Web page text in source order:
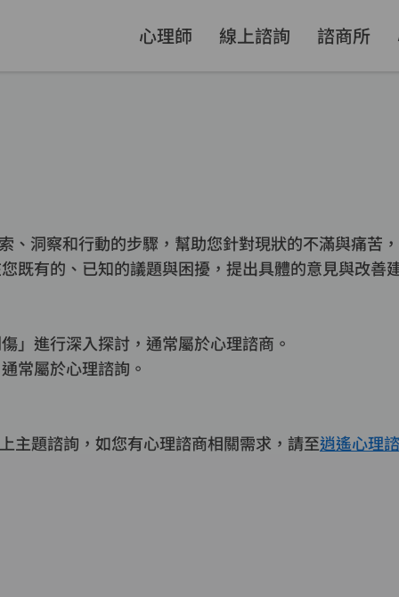
心理師 線上諮詢 諮商所
、洞察和行動的步驟，幫助您針對現狀的不滿與痛苦
既有的、已知的議題與困擾，提出具體的意見與改善
」進行深入探討，通常屬於心理諮商。
常屬於心理諮詢。
主題諮詢，如您有心理諮商相關需求，請至逍遙心理